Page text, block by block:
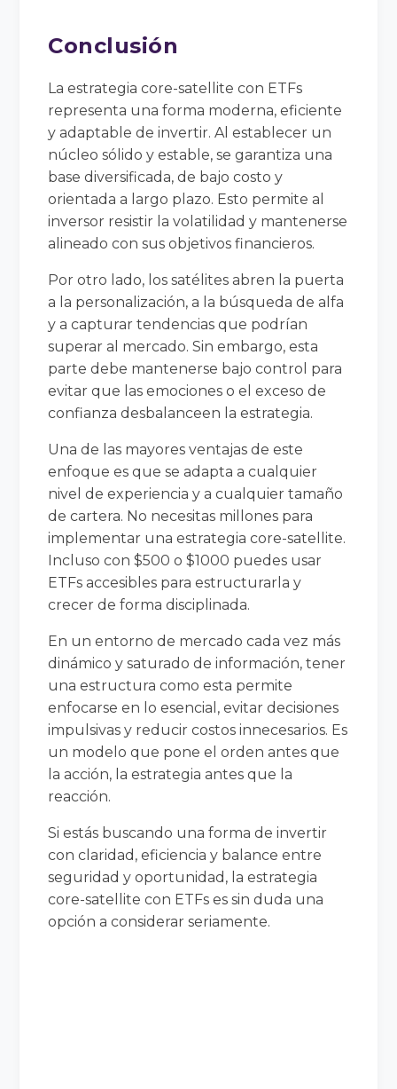
Conclusión
La estrategia core-satellite con ETFs
representa una forma moderna, eficiente
y adaptable de invertir. Al establecer un
núcleo sólido y estable, se garantiza una
base diversificada, de bajo costo y
orientada a largo plazo. Esto permite al
inversor resistir la volatilidad y mantenerse
alineado con sus objetivos financieros.
Por otro lado, los satélites abren la puerta
a la personalización, a la búsqueda de alfa
y a capturar tendencias que podrían
superar al mercado. Sin embargo, esta
parte debe mantenerse bajo control para
evitar que las emociones o el exceso de
confianza desbalanceen la estrategia.
Una de las mayores ventajas de este
enfoque es que se adapta a cualquier
nivel de experiencia y a cualquier tamaño
de cartera. No necesitas millones para
implementar una estrategia core-satellite.
Incluso con $500 o $1000 puedes usar
ETFs accesibles para estructurarla y
crecer de forma disciplinada.
En un entorno de mercado cada vez más
dinámico y saturado de información, tener
una estructura como esta permite
enfocarse en lo esencial, evitar decisiones
impulsivas y reducir costos innecesarios. Es
un modelo que pone el orden antes que
la acción, la estrategia antes que la
reacción.
Si estás buscando una forma de invertir
con claridad, eficiencia y balance entre
seguridad y oportunidad, la estrategia
core-satellite con ETFs es sin duda una
opción a considerar seriamente.